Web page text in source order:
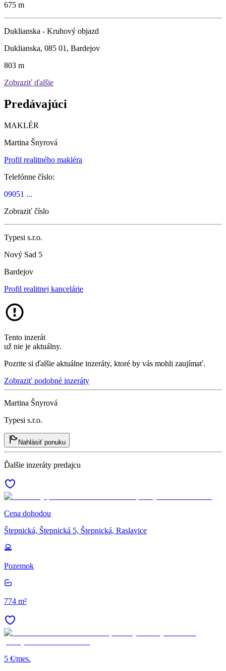
675 m
Duklianska - Kruhový objazd
Duklianska, 085 01, Bardejov
803 m
Zobraziť ďalšie
Predávajúci
MAKLÉR
Martina Šnyrová
Profil realitného makléra
Telefónne číslo:
09051 ...
Zobraziť číslo
Typesi s.r.o.
Nový Sad 5
Bardejov
Profil realitnej kancelárie
Tento inzerát
už nie je aktuálny.
Pozrite si ďalšie aktuálne inzeráty, ktoré by vás mohli zaujímať.
Zobraziť podobné inzeráty
Martina Šnyrová
Typesi s.r.o.
Nahlásiť ponuku
Ďalšie inzeráty predajcu
Cena dohodou
Štepnická, Štepnická 5, Štepnická, Raslavice
Pozemok
774 m²
5 €/mes.